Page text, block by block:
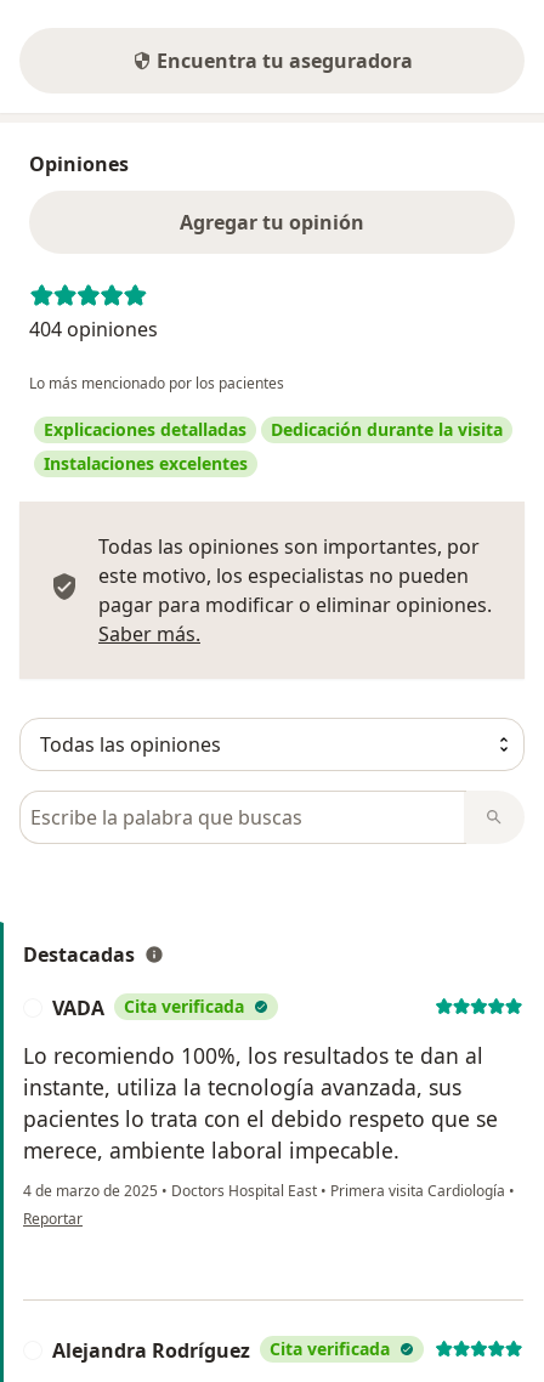
Encuentra tu aseguradora
Opiniones
Agregar tu opinión
404 opiniones
Lo más mencionado por los pacientes
Explicaciones detalladas
Dedicación durante la visita
Instalaciones excelentes
Todas las opiniones son importantes, por
este motivo, los especialistas no pueden
pagar para modificar o eliminar opiniones.
Saber más.
Busca en opiniones
Destacadas
VADA Cita verificada
Lo recomiendo 100%, los resultados te dan al
instante, utiliza la tecnología avanzada, sus
pacientes lo trata con el debido respeto que se
merece, ambiente laboral impecable.
4 de marzo de 2025 • Doctors Hospital East • Primera visita Cardiología •
en opinión del usuario VADA
Reportar
Alejandra Rodríguez Cita verificada